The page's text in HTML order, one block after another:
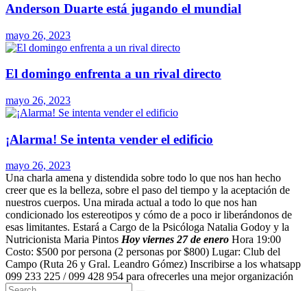
Anderson Duarte está jugando el mundial
mayo 26, 2023
El domingo enfrenta a un rival directo
mayo 26, 2023
¡Alarma! Se intenta vender el edificio
mayo 26, 2023
Una charla amena y distendida sobre todo lo que nos han hecho
creer que es la belleza, sobre el paso del tiempo y la aceptación de
nuestros cuerpos. Una mirada actual a todo lo que nos han
condicionado los estereotipos y cómo de a poco ir liberándonos de
esas limitantes. Estará a Cargo de la Psicóloga Natalia Godoy y la
Nutricionista Maria Pintos Hoy viernes 27 de enero Hora 19:00
Costo: $500 por persona (2 personas por $800) Lugar: Club del
Campo (Ruta 26 y Gral. Leandro Gómez) Inscribirse a los whatsapp
099 233 225 / 099 428 954 para ofrecerles una mejor organización